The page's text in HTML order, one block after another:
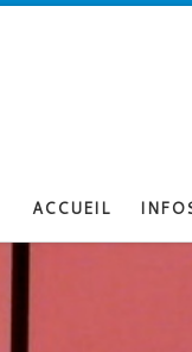
ACCUEIL